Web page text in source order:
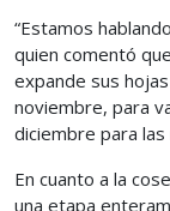
“Estamos
quien comentó
expande sus
noviembre, para
diciembre para
En cuanto a la
una etapa